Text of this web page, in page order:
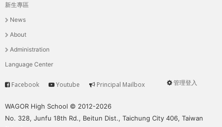
主
選
單
新生專區
News
About
Administration
Language Center
User
管理登入
Service
Facebook Youtube Principal Mailbox
WAGOR High School © 2012-2026
No. 328, Junfu 18th Rd., Beitun Dist., Taichung City 406, Taiwan